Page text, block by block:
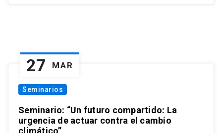
27 MAR
Seminarios
Seminario: “Un futuro compartido: La
urgencia de actuar contra el cambio
climático”